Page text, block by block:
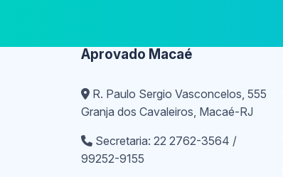
Aprovado Macaé
R. Paulo Sergio Vasconcelos, 555
Granja dos Cavaleiros, Macaé-RJ
Secretaria: 22 2762-3564 /
99252-9155